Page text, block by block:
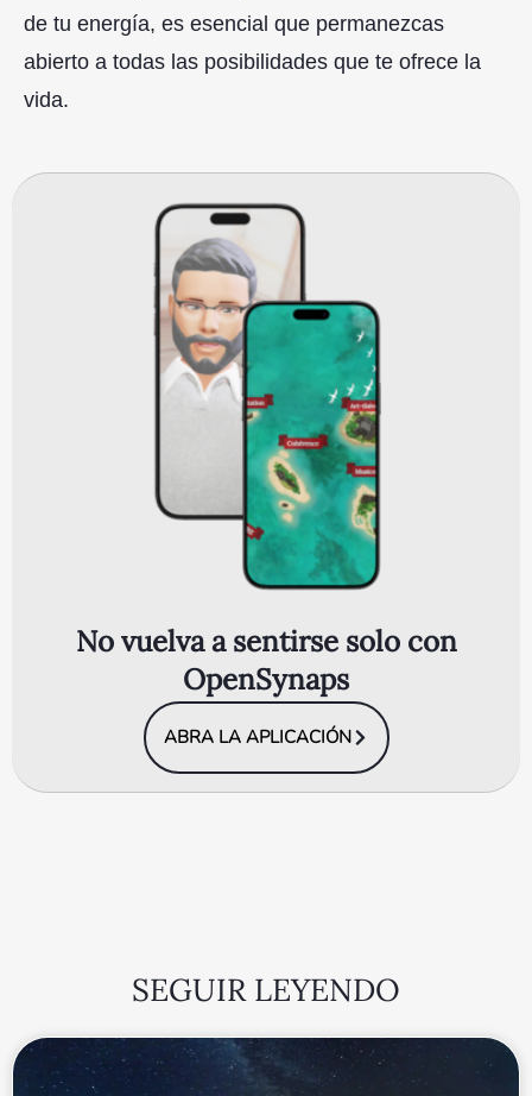
de tu energía, es esencial que permanezcas
abierto a todas las posibilidades que te ofrece la
vida.
No vuelva a sentirse solo con
OpenSynaps
ABRA LA APLICACIÓN
SEGUIR LEYENDO